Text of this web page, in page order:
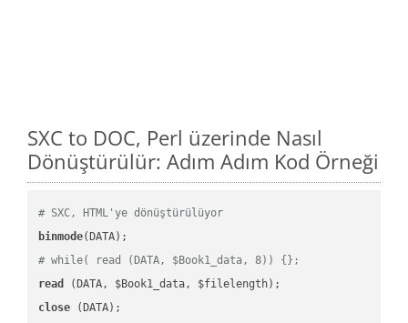
SXC to DOC, Perl üzerinde Nasıl
Dönüştürülür: Adım Adım Kod Örneği
# SXC, HTML'ye dönüştürülüyor
binmode
# while( read (DATA, $Book1_data, 8)) {};
read
close